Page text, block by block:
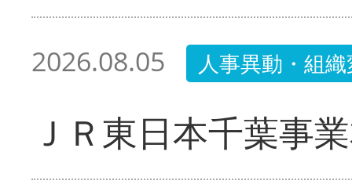
2026.08.05 人事異動・組
ＪＲ東日本千葉事